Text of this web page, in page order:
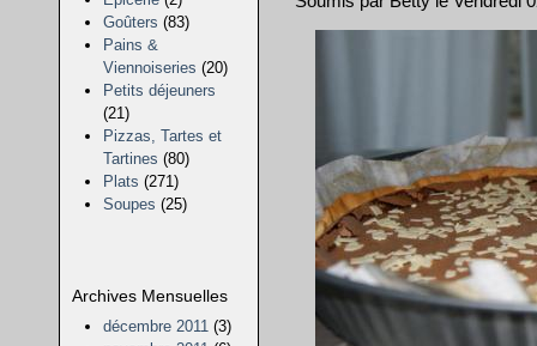
Goûters (83)
Pains &
Viennoiseries (20)
Petits déjeuners
(21)
Pizzas, Tartes et
Tartines (80)
Plats (271)
Soupes (25)
Archives Mensuelles
décembre 2011 (3)